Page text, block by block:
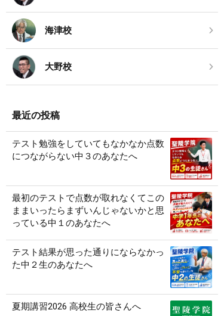
海津校
大野校
最近の投稿
テスト勉強をしていてもなかなか点数
につながらない中３のあなたへ
最初のテストで点数が取れなくてこの
ままいったらまずいんじゃないかと思
っている中１のあなたへ
テスト結果が思った通りにならなかっ
た中２生のあなたへ
夏期講習2026 高校生の皆さんへ